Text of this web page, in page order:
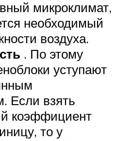
микроклимат,
необходимый
воздуха.
. По этому
уступают
Если взять
коэффициент
то у